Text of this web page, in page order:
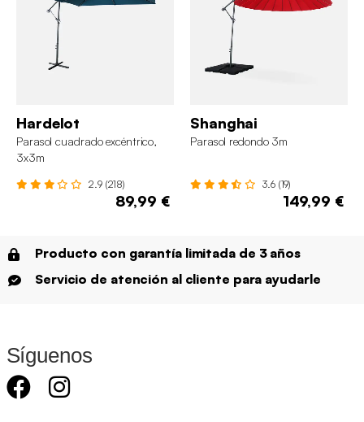
Hardelot
Parasol cuadrado excéntrico,
3x3m
2.9 (218)
89,99 €
Shanghai
Parasol redondo 3m
3.6 (19)
149,99 €
Producto con garantía limitada de 3 años
Servicio de atención al cliente para ayudarle
Síguenos